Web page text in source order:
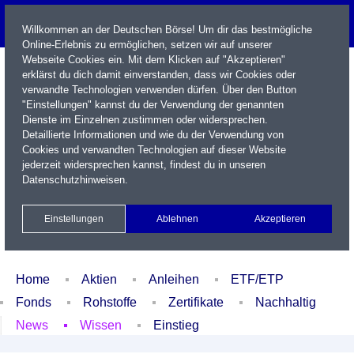
Name / WKN / ISIN / Kürzel
Xetra Realtime
Watchlist Portfolio Login
Home Aktien Anleihen
ETF/ETP
Fonds
Rohstoffe Zertifikate
Nachhaltig
News
Wissen Einstieg
Willkommen an der Deutschen Börse! Um dir das bestmögliche
Online-Erlebnis zu ermöglichen, setzen wir auf unserer
Webseite Cookies ein. Mit dem Klicken auf "Akzeptieren"
erklärst du dich damit einverstanden, dass wir Cookies oder
verwandte Technologien verwenden dürfen. Über den Button
"Einstellungen" kannst du der Verwendung der genannten
Dienste im Einzelnen zustimmen oder widersprechen.
Detaillierte Informationen und wie du der Verwendung von
Cookies und verwandten Technologien auf dieser Website
jederzeit widersprechen kannst, findest du in unseren
Datenschutzhinweisen.
Einstellungen Ablehnen Akzeptieren